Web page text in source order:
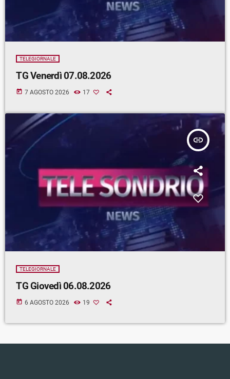
TELEGIORNALE
TG Venerdì 07.08.2026
today 7 AGOSTO 2026 17
insert_link
TELEGIORNALE
TG Giovedì 06.08.2026
today 6 AGOSTO 2026 19